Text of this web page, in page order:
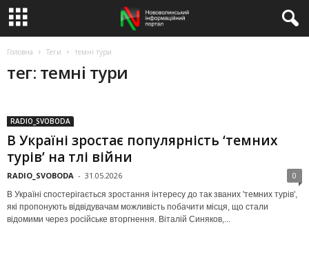
Головна Теги темні тури
тег: темні тури
RADIO_SVOBODA
В Україні зростає популярність ‘темних
турів’ на тлі війни
RADIO_SVOBODA - 31.05.2026 0
В Україні спостерігається зростання інтересу до так званих 'темних турів',
які пропонують відвідувачам можливість побачити місця, що стали
відомими через російське вторгнення. Віталій Синяков,...